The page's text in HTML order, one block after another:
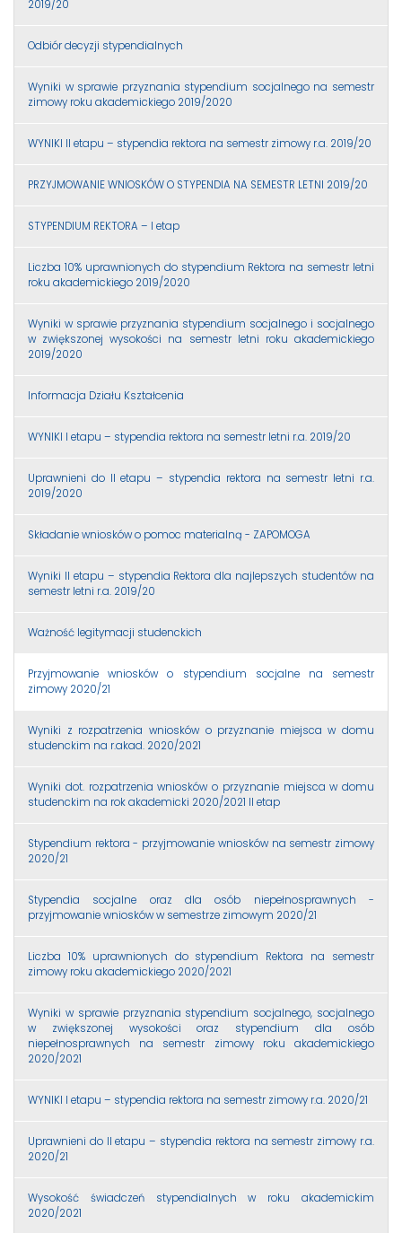
2019/20
Odbiór decyzji stypendialnych
Wyniki w sprawie przyznania stypendium socjalnego na semestr
zimowy roku akademickiego 2019/2020
WYNIKI II etapu – stypendia rektora na semestr zimowy r.a. 2019/20
PRZYJMOWANIE WNIOSKÓW O STYPENDIA NA SEMESTR LETNI 2019/20
STYPENDIUM REKTORA – I etap
Liczba 10% uprawnionych do stypendium Rektora na semestr letni
roku akademickiego 2019/2020
Wyniki w sprawie przyznania stypendium socjalnego i socjalnego
w zwiększonej wysokości na semestr letni roku akademickiego
2019/2020
Informacja Działu Kształcenia
WYNIKI I etapu – stypendia rektora na semestr letni r.a. 2019/20
Uprawnieni do II etapu – stypendia rektora na semestr letni r.a.
2019/2020
Składanie wniosków o pomoc materialną - ZAPOMOGA
Wyniki II etapu – stypendia Rektora dla najlepszych studentów na
semestr letni r.a. 2019/20
Ważność legitymacji studenckich
Przyjmowanie wniosków o stypendium socjalne na semestr
zimowy 2020/21
Wyniki z rozpatrzenia wniosków o przyznanie miejsca w domu
studenckim na r.akad. 2020/2021
Wyniki dot. rozpatrzenia wniosków o przyznanie miejsca w domu
studenckim na rok akademicki 2020/2021 II etap
Stypendium rektora - przyjmowanie wniosków na semestr zimowy
2020/21
Stypendia socjalne oraz dla osób niepełnosprawnych -
przyjmowanie wniosków w semestrze zimowym 2020/21
Liczba 10% uprawnionych do stypendium Rektora na semestr
zimowy roku akademickiego 2020/2021
Wyniki w sprawie przyznania stypendium socjalnego, socjalnego
w zwiększonej wysokości oraz stypendium dla osób
niepełnosprawnych na semestr zimowy roku akademickiego
2020/2021
WYNIKI I etapu – stypendia rektora na semestr zimowy r.a. 2020/21
Uprawnieni do II etapu – stypendia rektora na semestr zimowy r.a.
2020/21
Wysokość świadczeń stypendialnych w roku akademickim
2020/2021